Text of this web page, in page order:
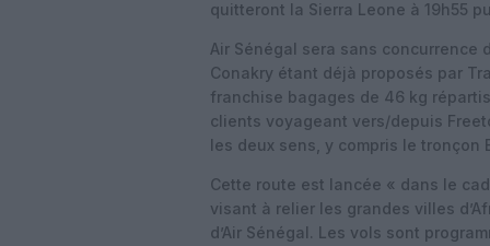
quitteront la Sierra Leone à 19h55
Air Sénégal sera sans concurrence
Conakry étant déjà proposés par
franchise bagages de 46 kg
clients voyageant vers/depuis
les deux sens, y compris le tronçon
Cette route est lancée « dans le
visant à relier les grandes villes
d’Air Sénégal. Les vols sont